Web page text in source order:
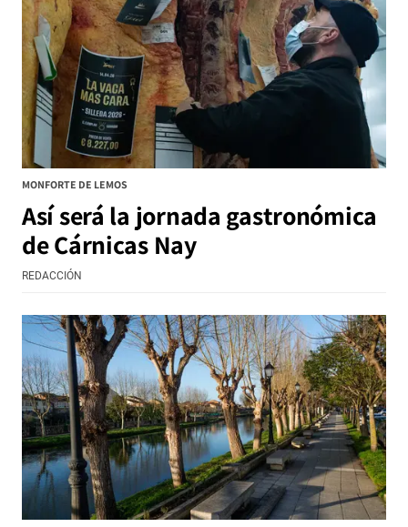
MONFORTE DE LEMOS
Así será la jornada gastronómica
de Cárnicas Nay
REDACCIÓN